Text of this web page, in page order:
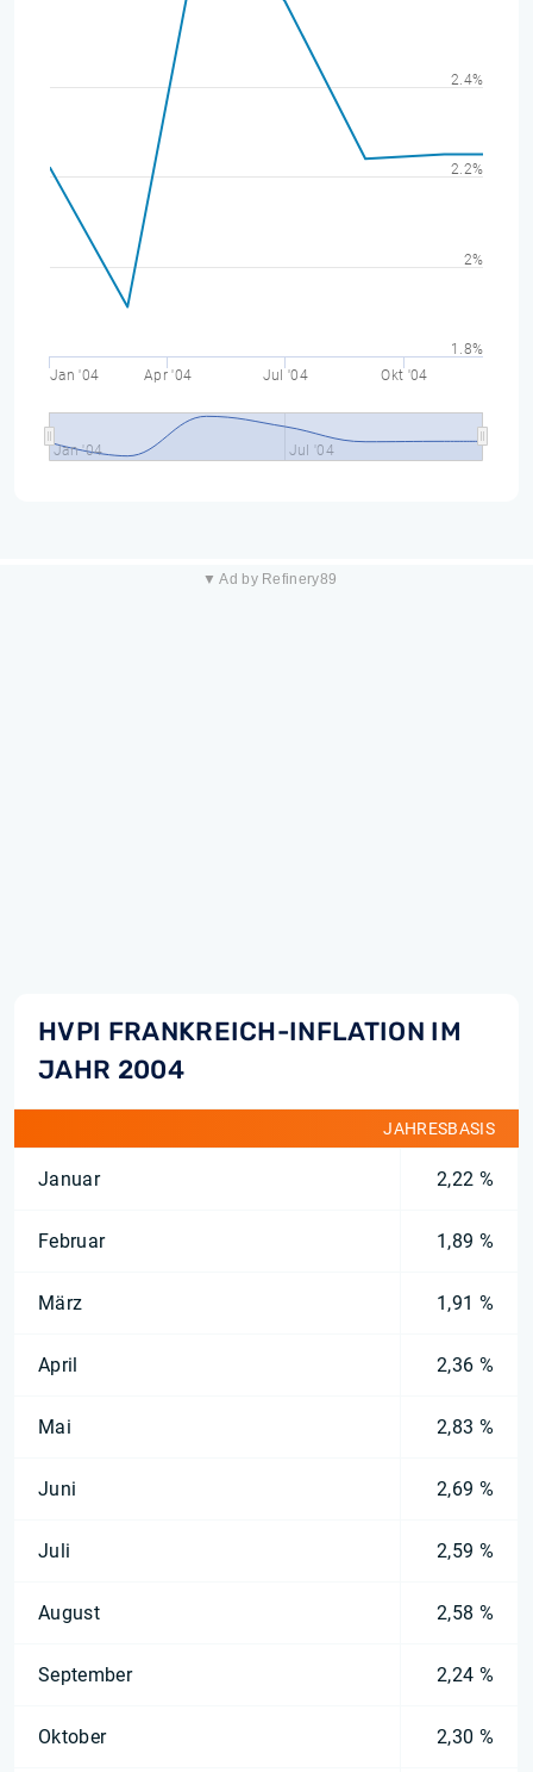
Jan '04 Apr '04 Jul '04 Okt '04
Jan '04 Jul '04
1.8%
2%
2.2%
2.4%
▼ Ad by Refinery89
HVPI FRANKREICH-INFLATION IM
JAHR 2004
JAHRESBASIS
Januar 2,22 %
Februar 1,89 %
März 1,91 %
April 2,36 %
Mai 2,83 %
Juni 2,69 %
Juli 2,59 %
August 2,58 %
September 2,24 %
Oktober 2,30 %